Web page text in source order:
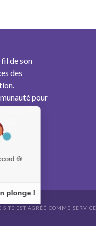
fil de son
des
pour
près des
SITE EST AGRÉÉ COMME
🍪
plonge !
vos Options